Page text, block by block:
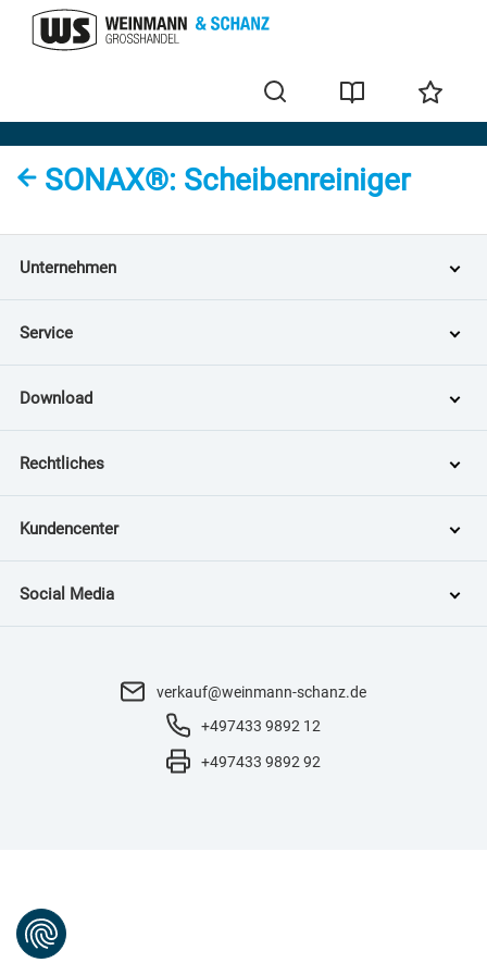
S
SONAX®: Scheibenreiniger
Unternehmen
Service
Download
Rechtliches
Kundencenter
Social Media
verkauf@weinmann-schanz.de
+497433 9892 12
+497433 9892 92